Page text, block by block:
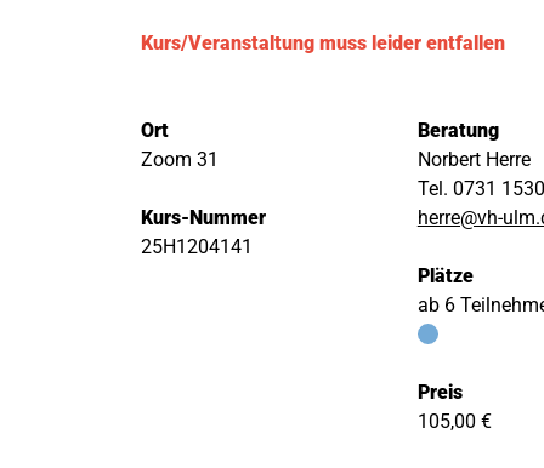
Kurs/Veranstaltung muss leider entfallen
Ort
Zoom 31
Kurs-Nummer
25H1204141
Beratung
Norbert Herre
Tel. 0731
herre@vh-
Plätze
ab 6
Preis
105,00 €